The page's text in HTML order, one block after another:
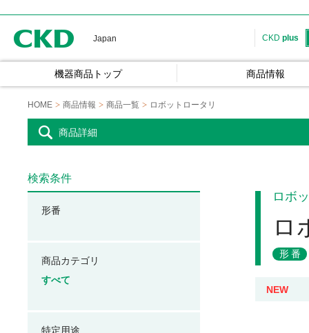
Japan CKD plus
機器商品トップ 商品情報
HOME 商品情報 商品一覧 ロボットロータリ
商品詳細
ロボ
ロ
形番
NEW
検索条件
形番
商品カテゴリ
すべて
特定用途